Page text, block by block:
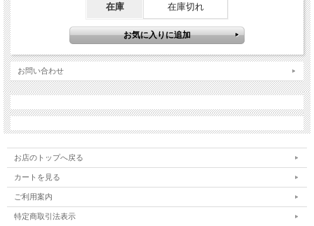
在庫 在庫切れ
お問い合わせ
お店のトップへ戻る
カートを見る
ご利用案内
特定商取引法表示